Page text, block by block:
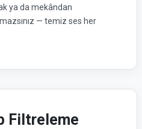
ya da mekândan
— temiz ses her
Filtreleme